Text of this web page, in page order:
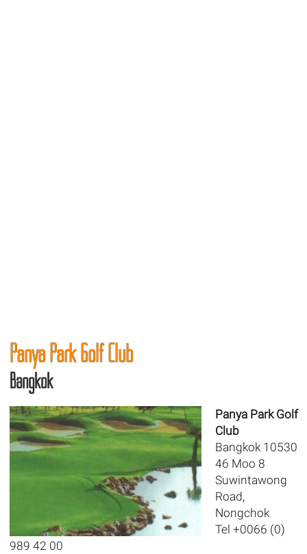
Panya Park Golf Club
Bangkok
Panya Park Golf
Club
Bangkok 10530
46 Moo 8
Suwintawong
Road,
Nongchok
Tel +0066 (0)
989 42 00